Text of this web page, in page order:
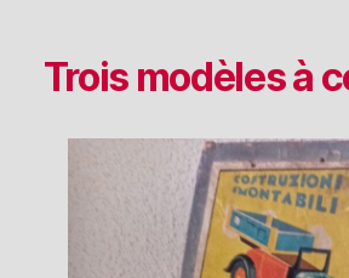
Trois modèles à